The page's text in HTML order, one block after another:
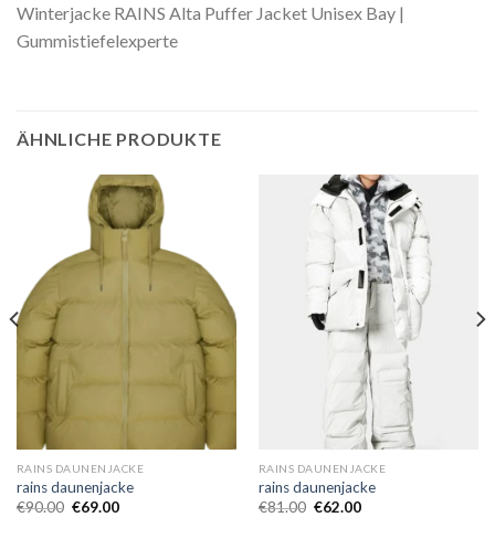
Winterjacke RAINS Alta Puffer Jacket Unisex Bay |
Gummistiefelexperte
ÄHNLICHE PRODUKTE
RAINS DAUNENJACKE
rains daunenjacke
€90.00 €69.00
RAINS DAUNENJACKE
rains daunenjacke
€81.00 €62.00